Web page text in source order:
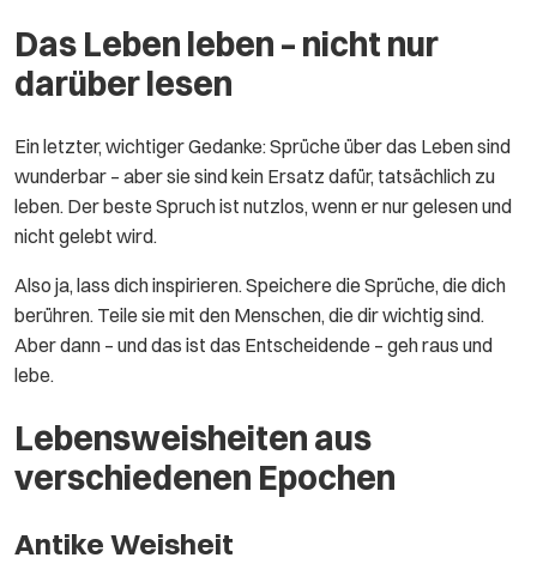
Das Leben leben – nicht nur
darüber lesen
Ein letzter, wichtiger Gedanke: Sprüche über das Leben sind
wunderbar – aber sie sind kein Ersatz dafür, tatsächlich zu
leben. Der beste Spruch ist nutzlos, wenn er nur gelesen und
nicht gelebt wird.
Also ja, lass dich inspirieren. Speichere die Sprüche, die dich
berühren. Teile sie mit den Menschen, die dir wichtig sind.
Aber dann – und das ist das Entscheidende – geh raus und
lebe.
Lebensweisheiten aus
verschiedenen Epochen
Antike Weisheit